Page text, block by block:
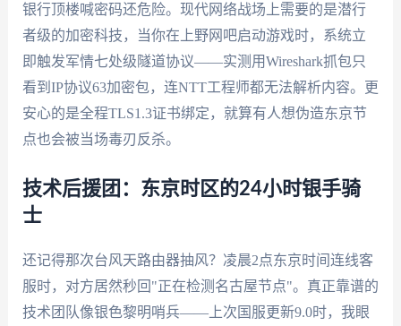
银行顶楼喊密码还危险。现代网络战场上需要的是潜行
者级的加密科技，当你在上野网吧启动游戏时，系统立
即触发军情七处级隧道协议——实测用Wireshark抓包只
看到IP协议63加密包，连NTT工程师都无法解析内容。更
安心的是全程TLS1.3证书绑定，就算有人想伪造东京节
点也会被当场毒刃反杀。
技术后援团：东京时区的24小时银手骑
士
还记得那次台风天路由器抽风？凌晨2点东京时间连线客
服时，对方居然秒回"正在检测名古屋节点"。真正靠谱的
技术团队像银色黎明哨兵——上次国服更新9.0时，我眼